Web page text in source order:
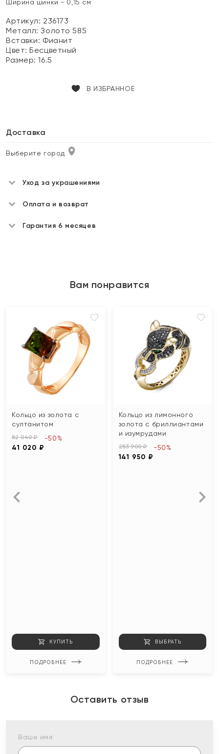
Ширина шинки - 0,15 см
Артикул: 236173
Металл:Золото 585
Вставки: Фианит
Цвет:Бесцветный
Размер:16.5
В ИЗБРАННОЕ
Доставка
Выберите город
Уход за украшениями
Оплата и возврат
Гарантия 6 месяцев
Вам понравится
Кольцо из золота с
султанитом
82 040 ₽
41 020 ₽
-50%
КУПИТЬ
ПОДРОБНЕЕ
Кольцо из лимонного
золота с бриллиантами
и изумрудами
283 900 ₽
141 950 ₽
-50%
ВЫБРАТЬ
ПОДРОБНЕЕ
Оставить отзыв
Ваше имя: